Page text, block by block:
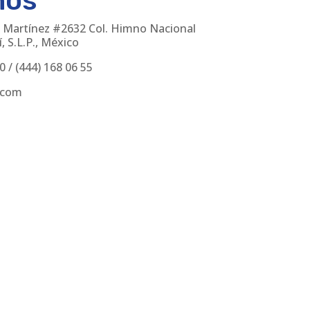
#2632 Col. Himno Nacional
S.L.P., México
/ (444) 168 06 55